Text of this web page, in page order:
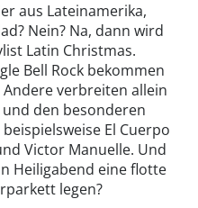
aus Lateinamerika,
Nein? Na, dann wird
Latin Christmas.
Bell Rock bekommen
verbreiten allein
den besonderen
El Cuerpo
Victor Manuelle. Und
Heiligabend eine flotte
legen?